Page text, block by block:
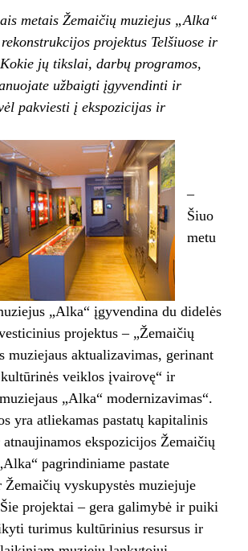
metais Žemaičių muziejus „Alka“
projektus Telšiuose ir
jų tikslai, darbų programos,
užbaigti įgyvendinti ir
pakviesti į ekspozicijas ir
–
Šiuo
metu
„Alka“ įgyvendina du didelės
projektus – „Žemaičių
muziejaus aktualizavimas, gerinant
veiklos įvairovę“ ir
„Alka“ modernizavimas“.
yra atliekamas pastatų kapitalinis
ekspozicijos Žemaičių
pagrindiniame pastate
Žemaičių vyskupystės muziejuje
projektai – gera galimybė ir puiki
turimus kultūrinius resursus ir